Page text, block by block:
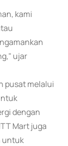
kami
ujar
pusat melalui
dengan
Mart juga
untuk